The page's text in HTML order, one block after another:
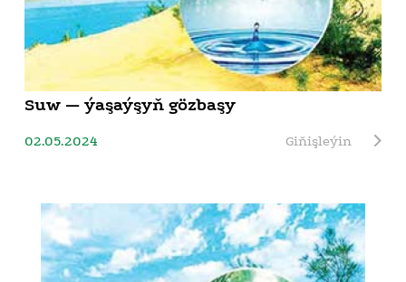
Suw — ýaşaýşyň gözbaşy
02.05.2024 Giňişleýin